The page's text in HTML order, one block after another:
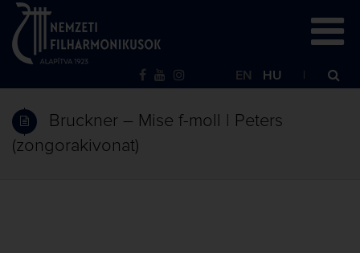
EN HU
Bruckner – Mise f-moll | Peters
(zongorakivonat)